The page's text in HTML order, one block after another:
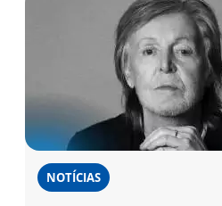
NOTÍCIAS